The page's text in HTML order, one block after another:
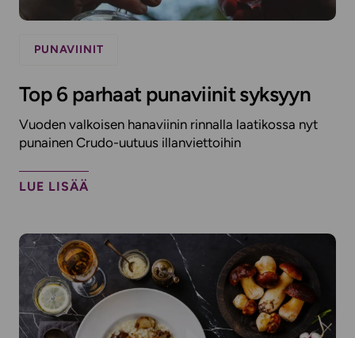
PUNAVIINIT
Top 6 parhaat punaviinit syksyyn
Vuoden valkoisen hanaviinin rinnalla laatikossa nyt
punainen Crudo-uutuus illanviettoihin
LUE LISÄÄ